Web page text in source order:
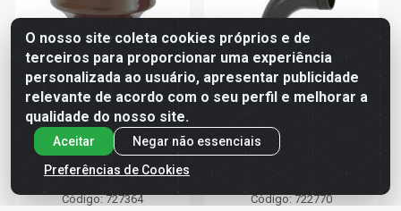
ISOLADOR ROLDANA
LOUÇA 67X72 FOXLUX
Código: 727364
CURVA 90° ELETRODUTO
Código: 722770
O nosso site coleta cookies próprios e de
terceiros para proporcionar uma experiência
personalizada ao usuário, apresentar publicidade
relevante de acordo com o seu perfil e melhorar a
qualidade do nosso site.
Aceitar
Negar não essenciais
Preferências de Cookies